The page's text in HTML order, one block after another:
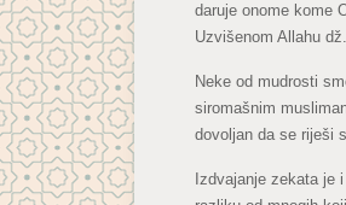
daruje onome kome
Uzvišenom Allahu
Neke od mudrosti
siromašnim
dovoljan da se riješi
Izdvajanje zekata je